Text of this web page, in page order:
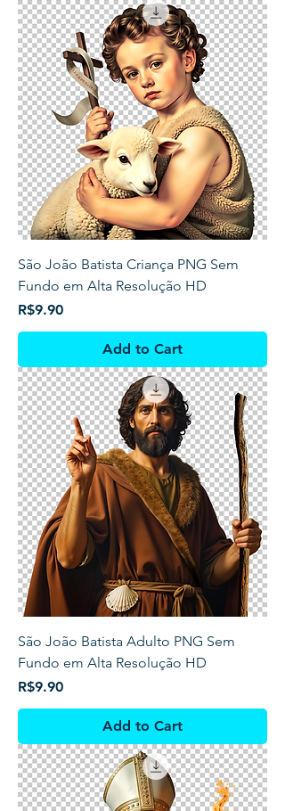
São João Batista Criança PNG Sem
Fundo em Alta Resolução HD
Price
R$9.90
Add to Cart
São João Batista Adulto PNG Sem
Fundo em Alta Resolução HD
Price
R$9.90
Add to Cart